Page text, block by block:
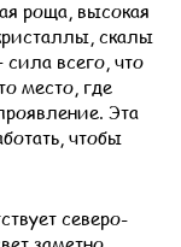
роща, высокая
скалы
всего, что
место, где
Эта
чтобы
северо-